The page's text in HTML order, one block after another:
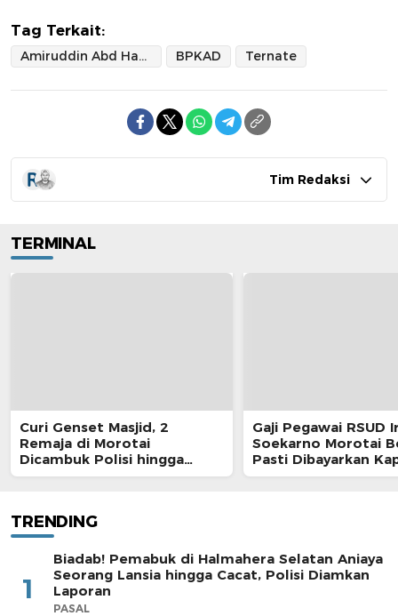
Tag Terkait:
Amiruddin Abd Hamid BPKAD Ternate
Tim Redaksi
TERMINAL
Curi Genset Masjid, 2
Remaja di Morotai
Dicambuk Polisi hingga
Berdarah
Gaji Pegawai RSUD
Soekarno Morotai
Pasti Dibayarkan
TRENDING
1
Biadab! Pemabuk di Halmahera Selatan Aniaya
Seorang Lansia hingga Cacat, Polisi Diamkan
Laporan
PASAL